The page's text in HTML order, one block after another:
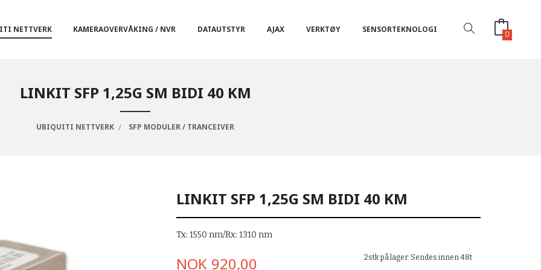
NETTVERK KAMERAOVERVÅKING / NVR DATAUTSTYR AJAX VERKTØY SENSORTEKNOLOGI 0
LINKIT SFP 1,25G SM BIDI 40 KM
UBIQUITI NETTVERK SFP MODULER / TRANCEIVER
LINKIT SFP 1,25G SM BIDI 40 KM
Tx: 1550 nm/Rx: 1310 nm
Pris
NOK 920,00 2stk på lager. Sendes innen 48t